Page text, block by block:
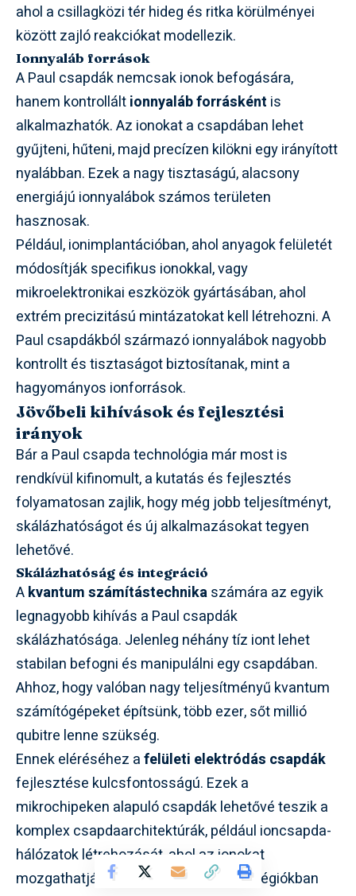
ahol a csillagközi tér hideg és ritka körülményei
között zajló reakciókat modellezik.
Ionnyaláb források
A Paul csapdák nemcsak ionok befogására,
hanem kontrolláltionnyaláb forrásként is
alkalmazhatók. Az ionokat a csapdában lehet
gyűjteni, hűteni, majd precízen kilökni egy irányított
nyalábban. Ezek a nagy tisztaságú, alacsony
energiájú ionnyalábok számos területen
hasznosak.
Például, ionimplantációban, ahol anyagok felületét
módosítják specifikus ionokkal, vagy
mikroelektronikai eszközök gyártásában, ahol
extrém precizitású mintázatokat kell létrehozni. A
Paul csapdákból származó ionnyalábok nagyobb
kontrollt és tisztaságot biztosítanak, mint a
hagyományos ionforrások.
Jövőbeli kihívások és fejlesztési
irányok
Bár a Paul csapda technológia már most is
rendkívül kifinomult, a kutatás és fejlesztés
folyamatosan zajlik, hogy még jobb teljesítményt,
skálázhatóságot és új alkalmazásokat tegyen
lehetővé.
Skálázhatóság és integráció
Akvantum számítástechnikaszámára az egyik
legnagyobb kihívás a Paul csapdák
skálázhatósága. Jelenleg néhány tíz iont lehet
stabilan befogni és manipulálni egy csapdában.
Ahhoz, hogy valóban nagy teljesítményű kvantum
számítógépeket építsünk, több ezer, sőt millió
qubitre lenne szükség.
Ennek eléréséhez afelületi elektródás csapdák
fejlesztése kulcsfontosságú. Ezek a
mikrochipeken alapuló csapdák lehetővé teszik a
komplex csapdaarchitektúrák, például ioncsapda-
hálózatok létrehozását, ahol az ionokat
mozgathatják a chipen, és különböző régiókban